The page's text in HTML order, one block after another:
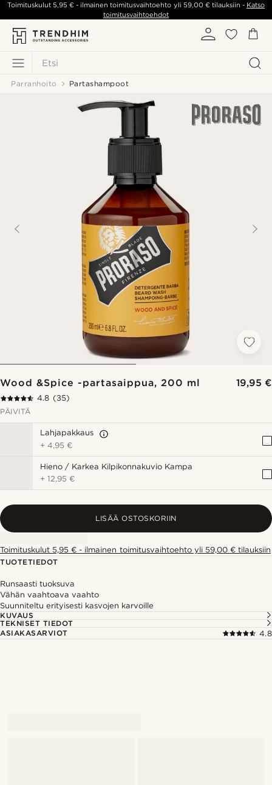
Etsi
Toimituskulut5,95 € - ilmainen toimitusvaihtoehto yli 59,00 €tilauksiin - Katso
toimitusvaihtoehdot
Parranhoito Partashampoot
Wood &Spice -partasaippua, 200 ml 19,95 €
4.8 (35)
PÄIVITÄ
Lahjapakkaus
+4,95 €
Hieno / Karkea Kilpikonnakuvio Kampa
+12,95 €
LISÄÄ OSTOSKORIIN
Toimituskulut 5,95 € - ilmainen toimitusvaihtoehto yli 59,00 € tilauksiin
TUOTETIEDOT
Runsaasti tuoksuva
Vähän vaahtoava vaahto
Suunniteltu erityisesti kasvojen karvoille
KUVAUS
TEKNISET TIEDOT
ASIAKASARVIOT
4.8